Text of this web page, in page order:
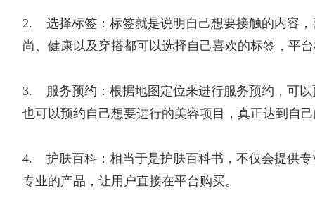
2. 选择标签：标签就是说明自己想要接触的内容，
尚、健康以及穿搭都可以选择自己喜欢的标签，平
3. 服务预约：根据地图定位来进行服务预约，可以
也可以预约自己想要进行的美容项目，真正达到自
4. 护肤百科：相当于是护肤百科书，不仅会提供专
专业的产品，让用户直接在平台购买。